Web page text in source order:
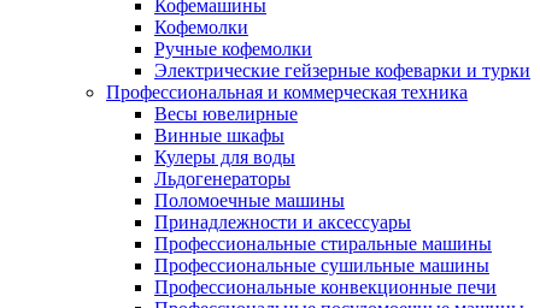
Кофемашины
Кофемолки
Ручные кофемолки
Электрические гейзерные кофеварки и турки
Профессиональная и коммерческая техника
Весы ювелирные
Винные шкафы
Кулеры для воды
Льдогенераторы
Поломоечные машины
Принадлежности и аксессуары
Профессиональные стиральные машины
Профессиональные сушильные машины
Профессиональные конвекционные печи